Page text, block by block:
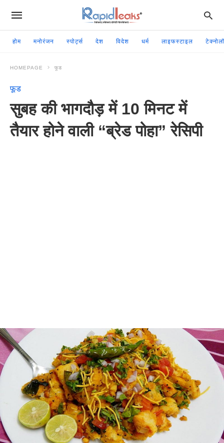
होम मनोरंजन स्पोर्ट्स देश विदेश धर्म लाइफस्टाइल
HOMEPAGE फूड
फूड
सुबह की भागदौड़ में 10 मिनट में
तैयार होने वाली “ब्रेड पोहा” रेसिपी